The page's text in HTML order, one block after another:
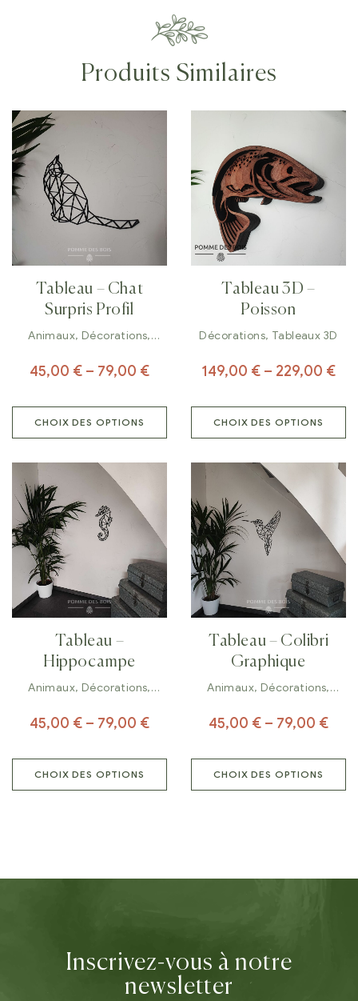
Produits Similaires
Tableau – Chat
Surpris Profil
Animaux, Décorations,
45,00 € – 79,00 €
CHOIX DES OPTIONS
Tableau 3D –
Poisson
Décorations, Tableaux 3D
149,00 € – 229,00 €
CHOIX DES OPTIONS
Tableau –
Hippocampe
Animaux, Décorations,
45,00 € – 79,00 €
CHOIX DES OPTIONS
Tableau – Colibri
Graphique
Animaux, Décorations,
45,00 € – 79,00 €
CHOIX DES OPTIONS
Inscrivez-vous à notre
newsletter